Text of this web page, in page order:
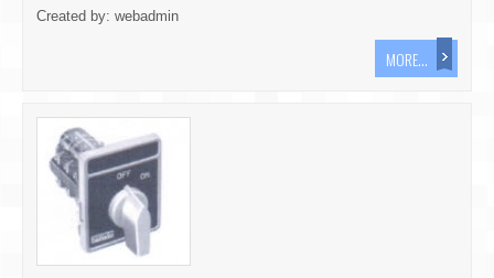
Created by: webadmin
MORE...